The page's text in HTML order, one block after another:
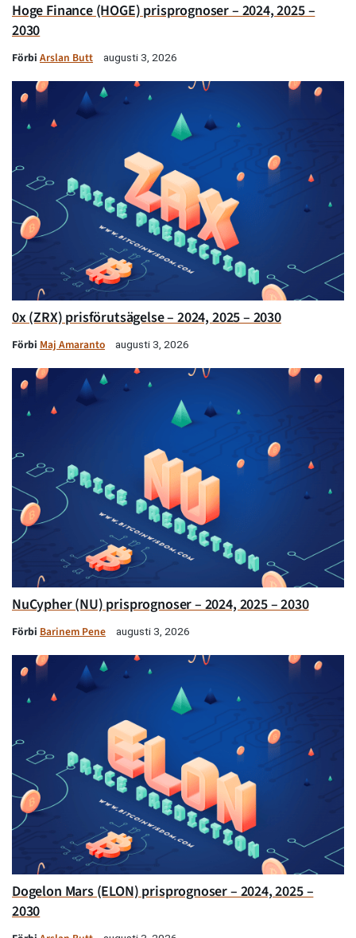
Hoge Finance (HOGE) prisprognoser – 2024, 2025 –
2030
Förbi Arslan Butt augusti 3, 2026
0x (ZRX) prisförutsägelse – 2024, 2025 – 2030
Förbi Maj Amaranto augusti 3, 2026
NuCypher (NU) prisprognoser – 2024, 2025 – 2030
Förbi Barinem Pene augusti 3, 2026
Dogelon Mars (ELON) prisprognoser – 2024, 2025 –
2030